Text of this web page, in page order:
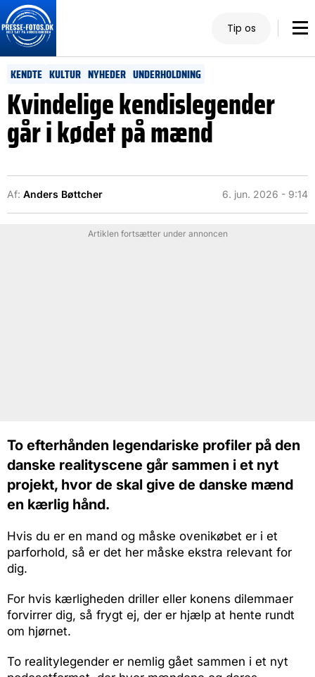
Tip os
KENDTE KULTUR NYHEDER UNDERHOLDNING
Kvindelige kendislegender
går i kødet på mænd
Af: Anders Bøttcher 6. jun. 2026 - 9:14
Artiklen fortsætter under annoncen
To efterhånden legendariske profiler på den
danske realityscene går sammen i et nyt
projekt, hvor de skal give de danske mænd
en kærlig hånd.
Hvis du er en mand og måske ovenikøbet er i et
parforhold, så er det her måske ekstra relevant for
dig.
For hvis kærligheden driller eller konens dilemmaer
forvirrer dig, så frygt ej, der er hjælp at hente rundt
om hjørnet.
To realitylegender er nemlig gået sammen i et nyt